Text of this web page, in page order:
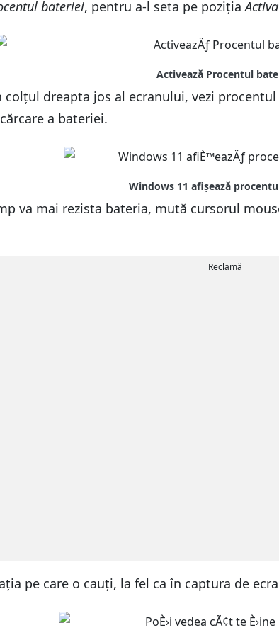
bateriei, pentru a-l seta pe poziția
dreapta jos al ecranului, vezi
a bateriei.
va mai rezista bateria, mută cursorul
Reclamă
pe care o cauți, la fel ca în captura de